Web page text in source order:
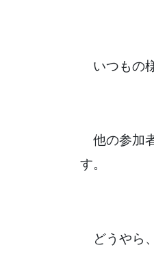
いつもの
他の参加
す。
どうやら